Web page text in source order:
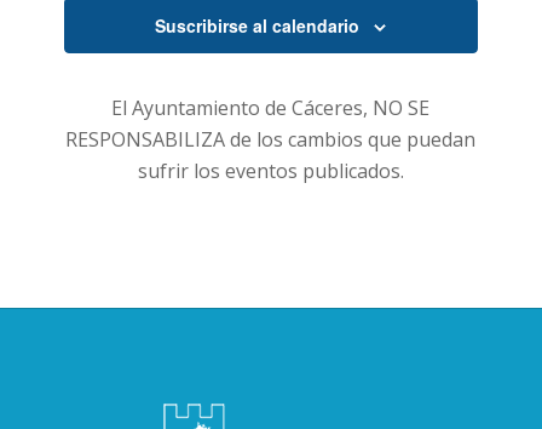
Suscribirse al calendario
El Ayuntamiento de Cáceres, NO SE
RESPONSABILIZA de los cambios que puedan
sufrir los eventos publicados.